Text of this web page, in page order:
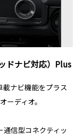
ドナビ対応）Plus
ナビ機能をプラス
ーディオ。
通信型コネクティッ